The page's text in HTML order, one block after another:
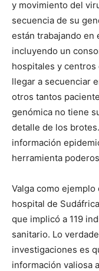
y movimiento del
secuencia de su
están trabajando en
incluyendo un
hospitales y
llegar a secuenciar
otros tantos
genómica no tiene
detalle de los
información
herramienta
Valga como
hospital de
que implicó a 119
sanitario. Lo
investigaciones es
información valiosa